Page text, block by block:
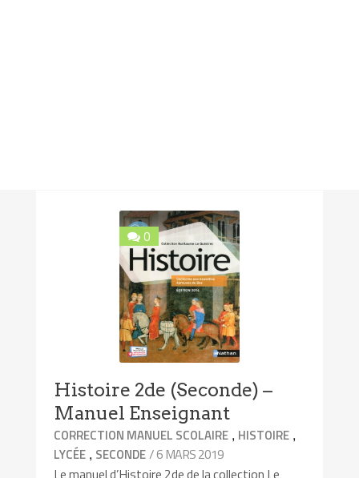
0
Histoire 2de (Seconde) –
Manuel Enseignant
CORRECTION MANUEL SCOLAIRE , HISTOIRE ,
LYCÉE , SECONDE/ 6 MARS 2019